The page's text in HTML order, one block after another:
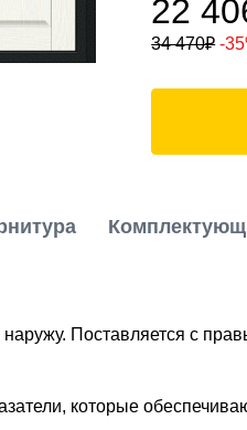
22
34 470₽ -
Поставляется с
которые